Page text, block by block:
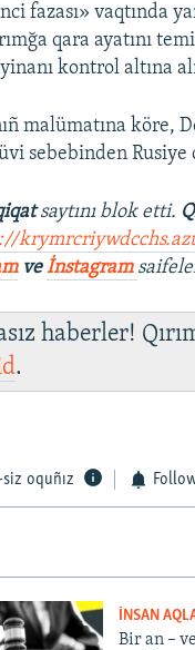
fazası» vaqtında
qara ayatını
kontrol altına
malümatına köre,
sebebinden Rusiye
saytını blok etti.
veİnstagram
haberler!
.
oquñız
İNSAN
Bir an –